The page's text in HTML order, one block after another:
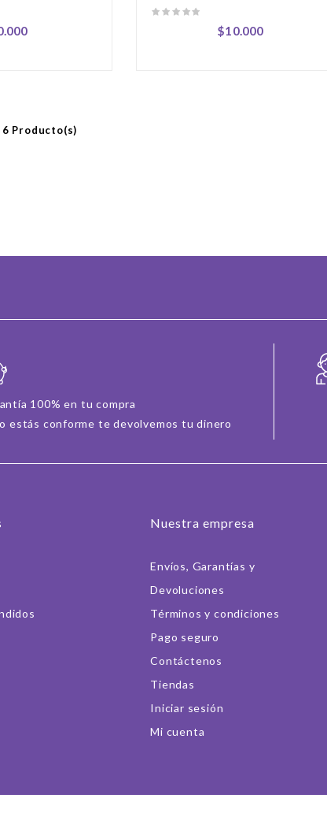
$10.000
Producto(s)
100% en tu compra
estás conforme te devolvemos tu dinero
Nuestra empresa
Envíos, Garantías y
Devoluciones
Términos y condiciones
Pago seguro
Contáctenos
Tiendas
Iniciar sesión
Mi cuenta